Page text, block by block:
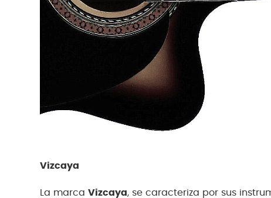
Vizcaya
La marca Vizcaya, se caracteriza por sus